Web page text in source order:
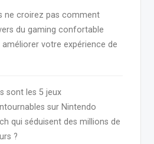
ne croirez pas comment
du gaming confortable
améliorer votre expérience de
sont les 5 jeux
sur Nintendo
qui séduisent des millions de
?